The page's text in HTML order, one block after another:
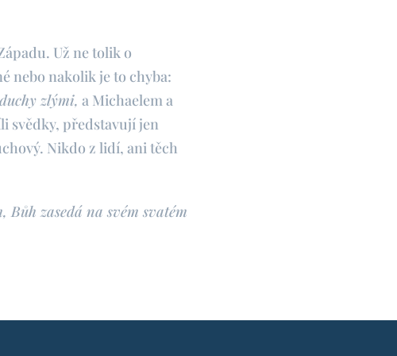
Už ne tolik o
nebo nakolik je to chyba:
zlými, a Michaelem a
svědky, představují jen
Nikdo z lidí, ani těch
zasedá na svém svatém